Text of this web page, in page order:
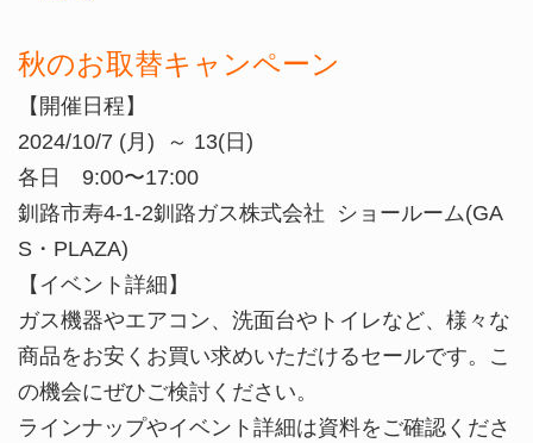
秋のお取替キャンペーン
【開催日程】
2024/10/7 (月) ～ 13(日)
各日 9:00〜17:00
釧路市寿4-1-2釧路ガス株式会社 ショールーム(GA
S・PLAZA)
【イベント詳細】
ガス機器やエアコン、洗面台やトイレなど、様々な
商品をお安くお買い求めいただけるセールです。こ
の機会にぜひご検討ください。
ラインナップやイベント詳細は資料をご確認くださ